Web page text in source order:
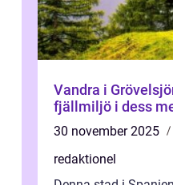
Vandra i
fjällmiljö i dess
30 november 2025
redaktionel